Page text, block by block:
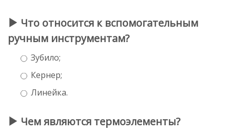
Что относится к вспомогательным
ручным инструментам?
Зубило;
Кернер;
Линейка.
Чем являются термоэлементы?